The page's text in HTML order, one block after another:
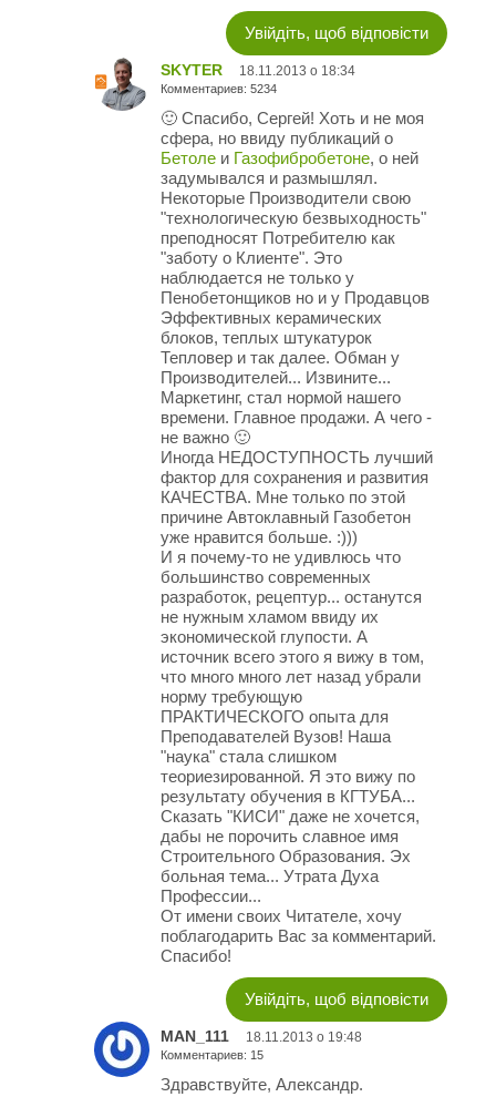
Увійдіть, щоб відповісти
SKYTER 18.11.2013 о 18:34
Комментариев: 5234
🙂 Спасибо, Сергей! Хоть и не моя
сфера, но ввиду публикаций о
Бетоле и Газофибробетоне, о ней
задумывался и размышлял.
Некоторые Производители свою
"технологическую безвыходность"
преподносят Потребителю как
"заботу о Клиенте". Это
наблюдается не только у
Пенобетонщиков но и у Продавцов
Эффективных керамических
блоков, теплых штукатурок
Тепловер и так далее. Обман у
Производителей... Извините...
Маркетинг, стал нормой нашего
времени. Главное продажи. А чего -
не важно 🙂
Иногда НЕДОСТУПНОСТЬ лучший
фактор для сохранения и развития
КАЧЕСТВА. Мне только по этой
причине Автоклавный Газобетон
уже нравится больше. :)))
И я почему-то не удивлюсь что
большинство современных
разработок, рецептур... останутся
не нужным хламом ввиду их
экономической глупости. А
источник всего этого я вижу в том,
что много много лет назад убрали
норму требующую
ПРАКТИЧЕСКОГО опыта для
Преподавателей Вузов! Наша
"наука" стала слишком
теориезированной. Я это вижу по
результату обучения в КГТУБА...
Сказать "КИСИ" даже не хочется,
дабы не порочить славное имя
Строительного Образования. Эх
больная тема... Утрата Духа
Профессии...
От имени своих Читателе, хочу
поблагодарить Вас за комментарий.
Спасибо!
Увійдіть, щоб відповісти
MAN_111 18.11.2013 о 19:48
Комментариев: 15
Здравствуйте, Александр.